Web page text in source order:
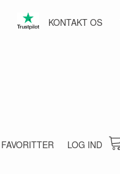
KONTAKT OS
FAVORITTER LOG IND